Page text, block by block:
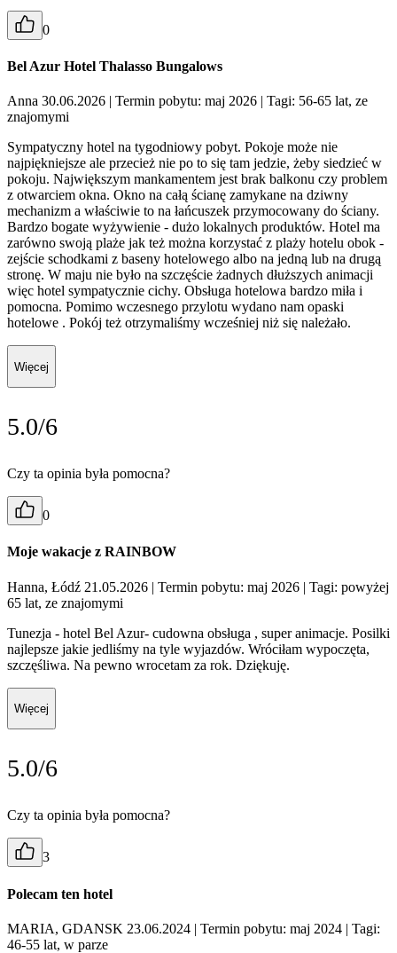
0
Bel Azur Hotel Thalasso Bungalows
Anna 30.06.2026 | Termin pobytu: maj 2026 | Tagi: 56-65 lat, ze
znajomymi
Sympatyczny hotel na tygodniowy pobyt. Pokoje może nie
najpiękniejsze ale przecież nie po to się tam jedzie, żeby siedzieć w
pokoju. Największym mankamentem jest brak balkonu czy problem
z otwarciem okna. Okno na całą ścianę zamykane na dziwny
mechanizm a właściwie to na łańcuszek przymocowany do ściany.
Bardzo bogate wyżywienie - dużo lokalnych produktów. Hotel ma
zarówno swoją plaże jak też można korzystać z plaży hotelu obok -
zejście schodkami z baseny hotelowego albo na jedną lub na drugą
stronę. W maju nie było na szczęście żadnych dłuższych animacji
więc hotel sympatycznie cichy. Obsługa hotelowa bardzo miła i
pomocna. Pomimo wczesnego przylotu wydano nam opaski
hotelowe . Pokój też otrzymaliśmy wcześniej niż się należało.
Więcej
5.0/6
Czy ta opinia była pomocna?
0
Moje wakacje z RAINBOW
Hanna, Łódź 21.05.2026 | Termin pobytu: maj 2026 | Tagi: powyżej
65 lat, ze znajomymi
Tunezja - hotel Bel Azur- cudowna obsługa , super animacje. Posilki
najlepsze jakie jedliśmy na tyle wyjazdów. Wróciłam wypoczęta,
szczęśliwa. Na pewno wrocetam za rok. Dziękuję.
Więcej
5.0/6
Czy ta opinia była pomocna?
3
Polecam ten hotel
MARIA, GDANSK 23.06.2024 | Termin pobytu: maj 2024 | Tagi:
46-55 lat, w parze